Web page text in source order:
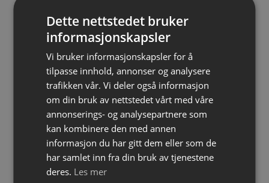
Ristene kan enkelt løftes ut og vaskes
Modulært system – sett sammen flere etter behov
Kan påkobles rampe for enkel adkomst
Kan stables for oppbevaring og transport
Egnet til oppsamling av AdBlue, flytende gjødsel,
vann, frostvæske, spylervæske, kjemikalier, lut, syrer
og pesticider.
Variant:Med rist
Dette nettstedet bruker
informasjonskapsler
Vi bruker informasjonskapsler for å
tilpasse innhold, annonser og analysere
trafikken vår. Vi deler også informasjon
om din bruk av nettstedet vårt med våre
annonserings- og analysepartnere som
kan kombinere den med annen
informasjon du har gitt dem eller som de
har samlet inn fra din bruk av tjenestene
deres. Les mer